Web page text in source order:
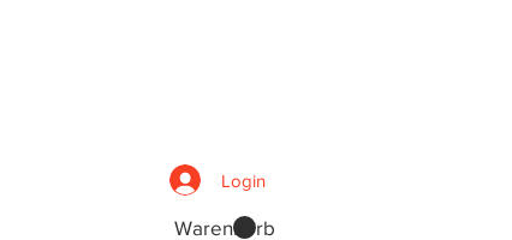
Login
Warenkorb